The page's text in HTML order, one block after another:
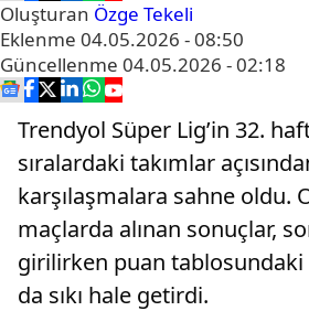
Oluşturan Özge Tekeli
Eklenme 04.05.2026 - 08:50
Güncellenme 04.05.2026 - 02:18
Trendyol Süper Lig’in 32.
sıralardaki takımlar
karşılaşmalara sahne oldu.
maçlarda alınan sonuçlar,
girilirken puan
da sıkı hale getirdi.